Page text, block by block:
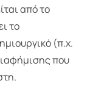
από το
το
(π.χ.
που